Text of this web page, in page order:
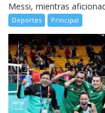
Messi, mientras
Deportes Principal